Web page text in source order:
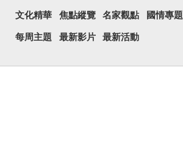
文化精華 焦點縱覽 名家觀點 國情專題
每周主題 最新影片 最新活動